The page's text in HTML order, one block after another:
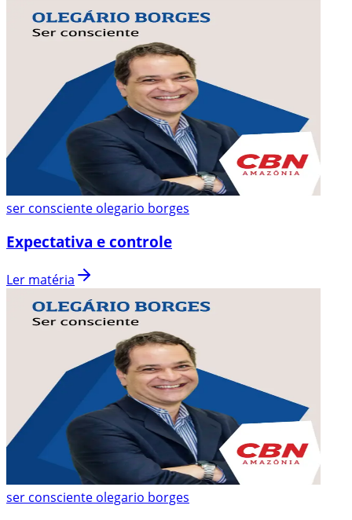
ser consciente olegario borges
Expectativa e controle
Ler matéria
ser consciente olegario borges